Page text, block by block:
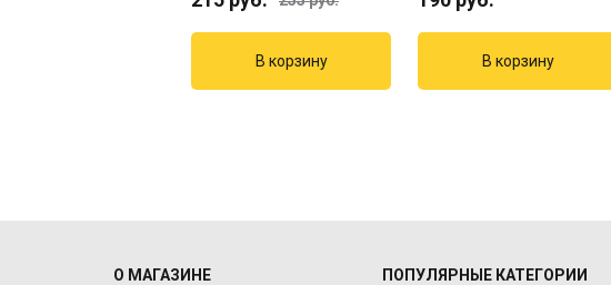
О МАГАЗИНЕ
ПОПУЛЯРНЫЕ КАТЕГОРИИ